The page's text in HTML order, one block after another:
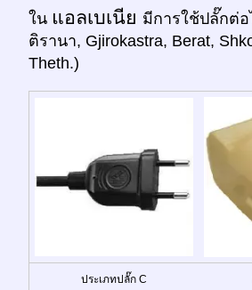
ใน แอลเบเนีย มีการใช้ปลั๊กต่อ
ติรานา, Gjirokastra, Berat,
Theth.)
ประเภทปลั๊ก C